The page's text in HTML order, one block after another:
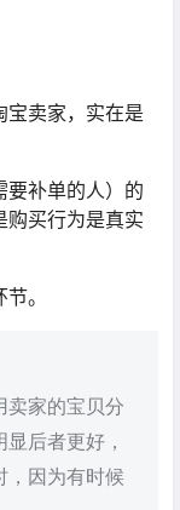
宝卖家，实在是
要补单的人）的
购买行为是真实
。
卖家的宝贝分
后者更好，
，因为有时候